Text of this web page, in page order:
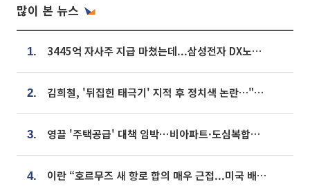
많이 본 뉴스
1. 3445억 자사주 지급 마쳤는데...삼성전자 DX노조, 뒤늦은 '떼쓰기 집회'
2. 김희철, '뒤집힌 태극기' 지적 후 정치색 논란…"좌우 떠나 우리나라 국기"
3. 영끌 '주택공급' 대책 임박⋯비아파트·도심복합까지 총동원
4. 이란 “호르무즈 새 항로 합의 매우 근접...미국 배상 먼저”